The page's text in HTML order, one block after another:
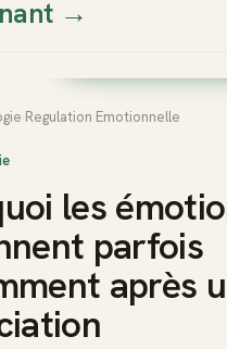
Prendre rendez-vous
→
Regulation Emotionnelle
les
parfois
après